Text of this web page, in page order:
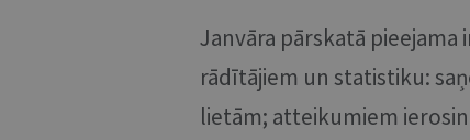
Janvāra pārskatā
rādītājiem un statistiku:
lietām; atteikumiem